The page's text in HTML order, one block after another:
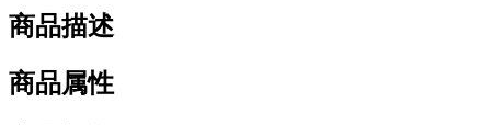
商品描述
商品属性